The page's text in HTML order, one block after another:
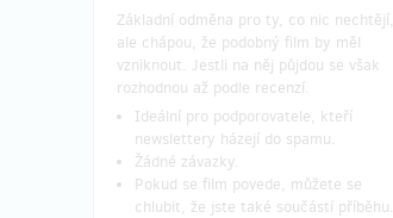
Základní odměna pro ty, co nic nechtějí,
ale chápou, že podobný film by měl
vzniknout. Jestli na něj půjdou se však
rozhodnou až podle recenzí.
Ideální pro podporovatele, kteří
newslettery házejí do spamu.
Žádné závazky.
Pokud se film povede, můžete se
chlubit, že jste také součástí příběhu.